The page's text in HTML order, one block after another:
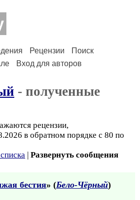
Рецензии
Поиск
Вход для авторов
- полученные
рецензии,
в обратном порядке с 80 по
| Развернуть сообщения
бестия» (Бело-Чёрный)